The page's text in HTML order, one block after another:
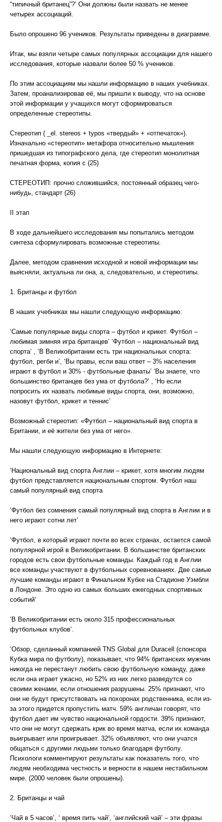
“типичный британец”?’ Они должны были назвать не менее
четырех ассоциаций.
Было опрошено 96 учеников. Результаты приведены в диаграмме.
Итак, мы взяли четыре самых популярных ассоциации для нашего
исследования, которые назвали более 50 % учеников.
По этим ассоциациям мы нашли информацию в наших учебниках.
Затем, проанализировав её, мы пришли к выводу, что на основе
этой информации у учащихся могут сформироваться
определенные стереотипы.
Стереотип ( _el. stereos + typos «твердый» + «отпечаток»).
Изначально «стереотип» метафора относительно мышления
пришедшая из типографского дела, где стереотип монолитная
печатная форма, копия с (25)
СТЕРЕОТИП: прочно сложившийся, постоянный образец чего-
нибудь, стандарт (26)
II этап
В ходе дальнейшего исследования мы попытались методом
синтеза сформулировать возможные стереотипы.
Далее, методом сравнения исходной и новой информации мы
выясняли, актуальна ли она, а, следовательно, и стереотипы.
1. Британцы и футбол
В наших учебниках мы нашли следующую информацию:
‘Самые популярные виды спорта – футбол и крикет. Футбол –
любимая зимняя игра британцев’ ‘Футбол – национальный вид
спорта’ , ‘В Великобритании есть три национальных спорта:
футбол, регби и’, ‘Вы правы, если ваш ответ – 3% населения
играют в футбол и 30% - футбольные фанаты’ ‘Вы знаете, что
большинство британцев без ума от футбола?’ , ‘Но если
попросить их назвать любимые виды спорта, они, возможно,
назовут футбол, крикет и теннис’
Возможный стереотип: «Футбол – национальный вид спорта в
Британии, и её жители без ума от него».
Мы нашли следующую информацию в Интернете:
‘Национальный вид спорта Англии – крикет, хотя многим людям
футбол представляется национальным спортом. Футбол наш
самый популярный вид спорта
‘Футбол без сомнения самый популярный вид спорта в Англии и в
него играют сотни лет’
‘Футбол, в который играют почти во всех странах, остается самой
популярной игрой в Великобритании. В большинстве британских
городов есть свои футбольные команды. Каждый год в Англии
все команды участвуют в футбольных соревнованиях. Две самые
лучшие команды играют в Финальном Кубке на Стадионе Уэмбли
в Лондоне. Это одно из самых больших ежегодных спортивных
событий‘
‘В Великобритании есть около 315 профессиональных
футбольных клубов‘.
‘Обзор, сделанный компанией TNS Global для Duracell (спонсора
Кубка мира по футболу), показывает, что 94% британских мужчин
никогда не перестанут любить свою футбольную команду, даже
если она играет ужасно, но 52% из них легко разведутся со
своими женами, если отношения разрушены. 25% признают, что
они не будут присутствовать на похоронах родственника, если из-
за этого придется пропустить матч. 59% англичан говорят, что
футбол дает им чувство национальной гордости. 39% признают,
что они не могут сдержать крик во время матча, если их команда
выигрывает или проигрывает. 32% объявляют, что они учатся
общаться с другими людьми только благодаря футболу.
Психологи комментируют результаты как показатель того, что
людям необходима честность и верности в нашем нестабильном
мире. (2000 человек были опрошены).
2. Британцы и чай
‘Чай в 5 часов’, ‘ время пить чай’, ‘английский чай’ – эти фразы